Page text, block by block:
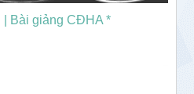
| Bài giảng CĐHA *